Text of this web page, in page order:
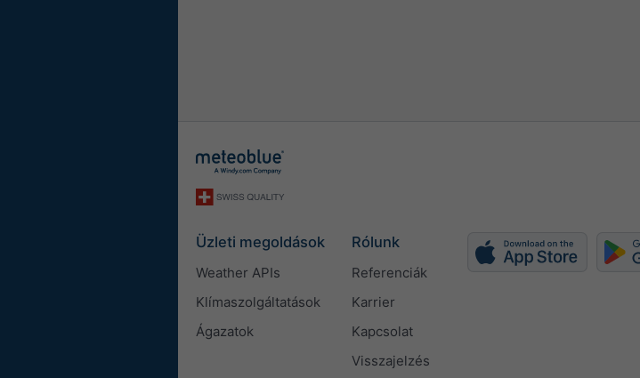
Üzleti megoldások
Weather APIs
Klímaszolgáltatások
Ágazatok
Rólunk
Referenciák
Karrier
Kapcsolat
Visszajelzés